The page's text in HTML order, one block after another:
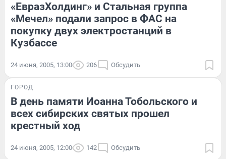
«ЕвразХолдинг» и Стальная группа
«Мечел» подали запрос в ФАС на
покупку двух электростанций в
Кузбассе
24 июня, 2005, 13:00 206 Обсудить
ГОРОД
В день памяти Иоанна Тобольского и
всех сибирских святых прошел
крестный ход
24 июня, 2005, 12:00 142 Обсудить